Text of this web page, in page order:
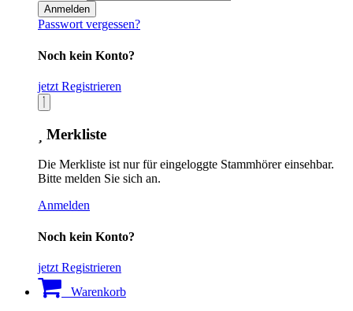
Anmelden
Passwort vergessen?
Noch kein Konto?
jetzt Registrieren
Merkliste
Die Merkliste ist nur für eingeloggte Stammhörer einsehbar.
Bitte melden Sie sich an.
Anmelden
Noch kein Konto?
jetzt Registrieren
Warenkorb